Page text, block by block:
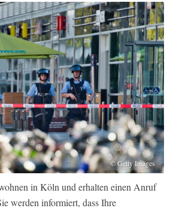
© Getty Images
in Köln und erhalten einen Anruf
werden informiert, dass Ihre